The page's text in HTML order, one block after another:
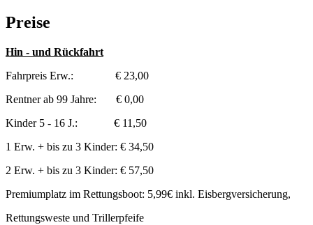
Preise
Hin - und Rückfahrt
Fahrpreis Erw.: € 23,00
Rentner ab 99 Jahre: € 0,00
Kinder 5 - 16 J.: € 11,50
1 Erw. + bis zu 3 Kinder: € 34,50
2 Erw. + bis zu 3 Kinder: € 57,50
Premiumplatz im Rettungsboot: 5,99€ inkl. Eisbergversicherung,
Rettungsweste und Trillerpfeife